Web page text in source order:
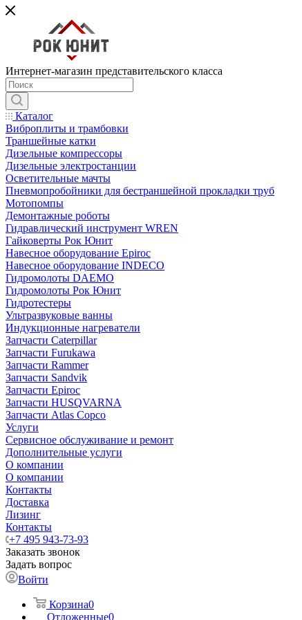
Интернет-магазин представительского класса
Каталог
Виброплиты и трамбовки
Траншейные катки
Дизельные компрессоры
Дизельные электростанции
Осветительные мачты
Пневмопробойники для бестраншейной прокладки труб
Мотопомпы
Демонтажные роботы
Гидравлический инструмент WREN
Гайковерты Рок Юнит
Навесное оборудование Epiroc
Навесное оборудование INDECO
Гидромолоты DAEMO
Гидромолоты Рок Юнит
Гидротестеры
Ультразвуковые ванны
Индукционные нагреватели
Запчасти Caterpillar
Запчасти Furukawa
Запчасти Rammer
Запчасти Sandvik
Запчасти Epiroc
Запчасти HUSQVARNA
Запчасти Atlas Copco
Услуги
Сервисное обслуживание и ремонт
Дополнительные услуги
О компании
О компании
Контакты
Доставка
Лизинг
Контакты
+7 495 943-73-93
Заказать звонок
Задать вопрос
Войти
Корзина0
Отложенные0